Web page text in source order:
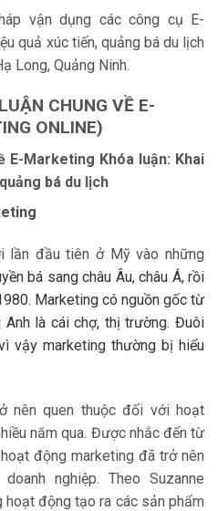
vận dụng các công cụ E-
quả xúc tiến, quảng bá du lịch
Long, Quảng Ninh.
CHUNG VỀ E-
ONLINE)
E-Marketing Khóa luận: Khai
bá du lịch
lần đầu tiên ở Mỹ vào những
bá sang châu Âu, châu Á, rồi
Marketing có nguồn gốc từ
Anh là cái chợ, thị trường. Đuôi
vậy marketing thường bị hiểu
nên quen thuộc đối với hoạt
năm qua. Được nhắc đến từ
động marketing đã trở nên
nghiệp. Theo Suzanne
hoạt động tạo ra các sản phẩm